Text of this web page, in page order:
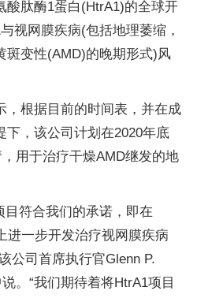
肽酶1蛋白(HtrA1)的全球开
视网膜疾病(包括地理萎缩，
斑变性(AMD)的晚期形式)风
，根据目前的时间表，并在成
下，该公司计划在2020年底
用于治疗干燥AMD继发的地
目符合我们的承诺，即在
进一步开发治疗视网膜疾病
公司首席执行官Glenn P.
。“我们期待着将HtrA1项目